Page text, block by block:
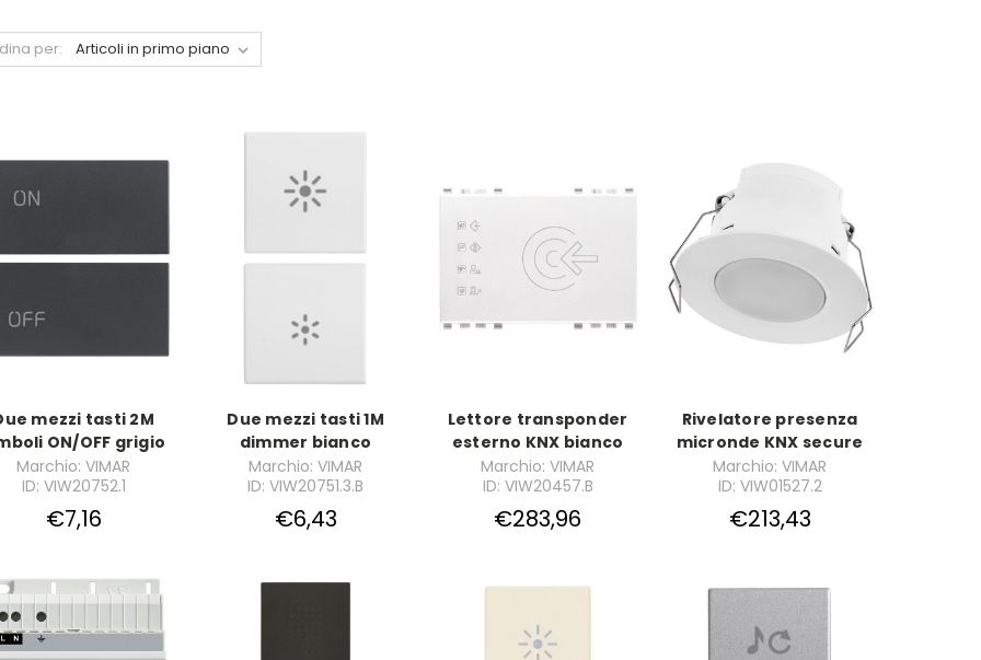
per:
mezzi tasti 2M
ON/OFF grigio
Marchio: VIMAR
ID: VIW20752.1
€7,16
Due mezzi tasti 1M
dimmer bianco
Marchio: VIMAR
ID: VIW20751.3.B
€6,43
Lettore transponder
esterno KNX bianco
Marchio: VIMAR
ID: VIW20457.B
€283,96
Rivelatore presenza
micronde KNX secure
Marchio: VIMAR
ID: VIW01527.2
€213,43